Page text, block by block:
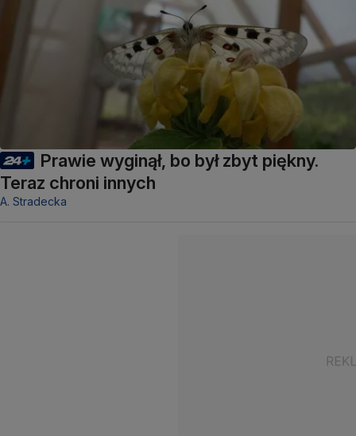
Prawie wyginął, bo był zbyt piękny.
Teraz chroni innych
A. Stradecka